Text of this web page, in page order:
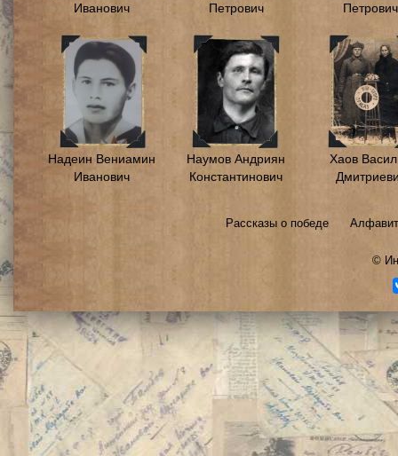
Иванович
Петрович
Петрович
Надеин Вениамин
Иванович
Наумов Андриян
Константинович
Хаов
Рассказы о победе
©